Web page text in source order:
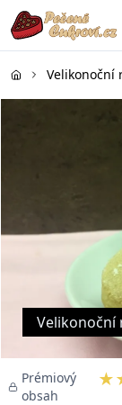
Velikonoční
Velikonoční
Prémiový
obsah